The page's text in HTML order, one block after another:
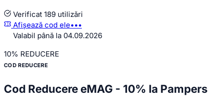
Verificat 189 utilizări
Afișează cod ele•••
Valabil până la 04.09.2026
10% REDUCERE
COD REDUCERE
Cod Reducere eMAG - 10% la Pampers